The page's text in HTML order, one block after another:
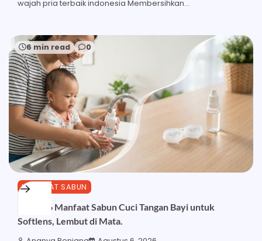
wajah pria terbaik indonesia Membersihkan…
6 min read 0
MANFAAT SABUN
Inilah 16 Manfaat Sabun Cuci Tangan Bayi untuk
Softlens, Lembut di Mata.